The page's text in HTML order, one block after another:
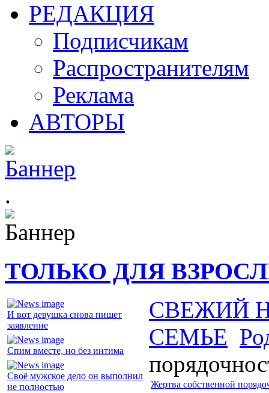
РЕДАКЦИЯ
Подписчикам
Распространителям
Реклама
АВТОРЫ
.
ТОЛЬКО ДЛЯ
И вот девушка снова пишет
заявление
Спим вместе, но без интима
Своё мужское дело он выполнил
не полностью
СВЕЖИЙ
СЕМЬЕ
Жертва собственной